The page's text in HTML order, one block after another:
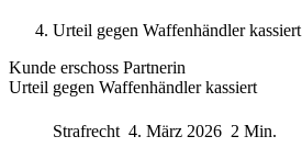
Urteil gegen Waffenhändler kassiert
Kunde erschoss Partnerin
Urteil gegen Waffenhändler kassiert
Strafrecht 4. März 2026 2 Min.